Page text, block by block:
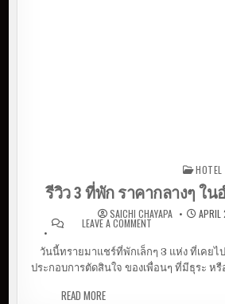
HOTEL
รีวิว 3 ที่พัก ราคากลางๆ ใน
SAICHI CHAYAPA
LEAVE A COMMENTON รีวิว 3 ที่พัก รา
วันนี้ทรายมาแชร์ที่พักเล็กๆ 3 แห่ง ที่เคยไ
ประกอบการตัดสินใจ ของเพื่อนๆ ที่มีธุระ หรื
READ MOREรีวิว 3 ที่พัก ราคากลางๆ ใน